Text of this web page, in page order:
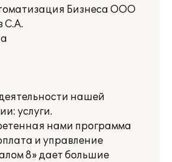
Бизнеса ООО
С.А.
нашей
услуги.
нами программа
и управление
8» дает большие